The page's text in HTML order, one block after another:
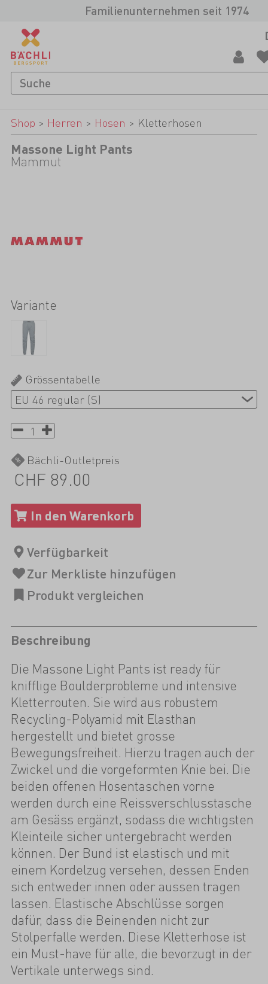
Familienunternehmen seit 1974
Shop > Herren > Hosen > Kletterhosen
Massone Light Pants
Mammut
Variante
Grössentabelle
Bächli-Outletpreis
CHF 89.00
Beschreibung
Die Massone Light Pants ist ready für
knifflige Boulderprobleme und intensive
Kletterrouten. Sie wird aus robustem
Recycling-Polyamid mit Elasthan
hergestellt und bietet grosse
Bewegungsfreiheit. Hierzu tragen auch der
Zwickel und die vorgeformten Knie bei. Die
beiden offenen Hosentaschen vorne
werden durch eine Reissverschlusstasche
am Gesäss ergänzt, sodass die wichtigsten
Kleinteile sicher untergebracht werden
können. Der Bund ist elastisch und mit
einem Kordelzug versehen, dessen Enden
sich entweder innen oder aussen tragen
lassen. Elastische Abschlüsse sorgen
dafür, dass die Beinenden nicht zur
Stolperfalle werden. Diese Kletterhose ist
ein Must-have für alle, die bevorzugt in der
Vertikale unterwegs sind.